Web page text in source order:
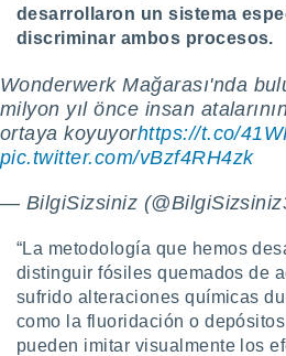
desarrollaron un sistema
discriminar ambos procesos.
Wonderwerk Mağarası'nda
milyon yıl önce insan
ortaya koyuyorhttps://t.co/
pic.twitter.com/vBzf4RH4zk
— BilgiSizsiniz
“La metodología que hemos
distinguir fósiles quemados de
sufrido alteraciones químicas
como la fluoridación o
pueden imitar visualmente los